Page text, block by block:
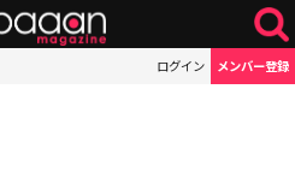
ログイン メンバー登録